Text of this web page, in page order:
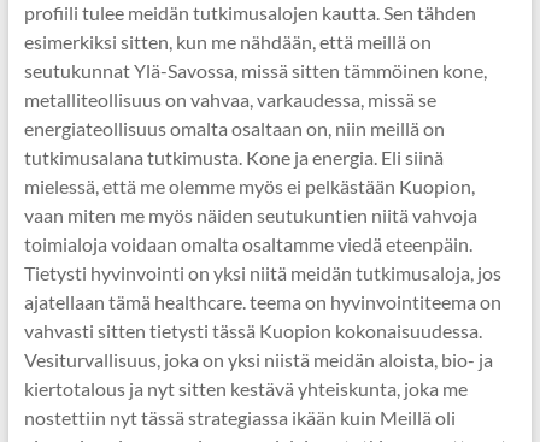
profiili tulee meidän tutkimusalojen kautta. Sen tähden
esimerkiksi sitten, kun me nähdään, että meillä on
seutukunnat Ylä-Savossa, missä sitten tämmöinen kone,
metalliteollisuus on vahvaa, varkaudessa, missä se
energiateollisuus omalta osaltaan on, niin meillä on
tutkimusalana tutkimusta. Kone ja energia. Eli siinä
mielessä, että me olemme myös ei pelkästään Kuopion,
vaan miten me myös näiden seutukuntien niitä vahvoja
toimialoja voidaan omalta osaltamme viedä eteenpäin.
Tietysti hyvinvointi on yksi niitä meidän tutkimusaloja, jos
ajatellaan tämä healthcare. teema on hyvinvointiteema on
vahvasti sitten tietysti tässä Kuopion kokonaisuudessa.
Vesiturvallisuus, joka on yksi niistä meidän aloista, bio- ja
kiertotalous ja nyt sitten kestävä yhteiskunta, joka me
nostettiin nyt tässä strategiassa ikään kuin Meillä oli